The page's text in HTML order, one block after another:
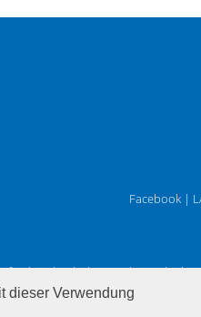
dieser Verwendung
Facebook |
durch das Land